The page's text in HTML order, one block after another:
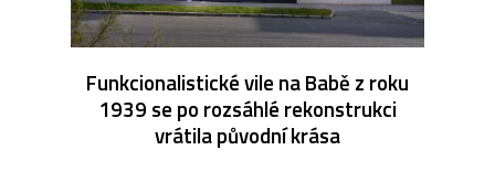
Funkcionalistické vile na Babě z roku
1939 se po rozsáhlé rekonstrukci
vrátila původní krása